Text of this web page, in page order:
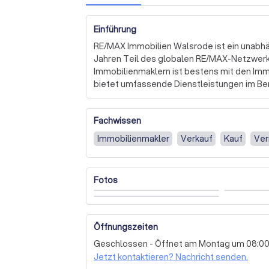
Einführung
RE/MAX Immobilien Walsrode ist ein
Jahren Teil des globalen RE/MAX-
Immobilienmaklern ist bestens mit den
bietet umfassende Dienstleistungen im
verstehen, dass jeder Immobilienmarkt
Vorstellungen hat. Daher setzen wir unser
und Interessenten optimal umzusetzen.
Unser Ansatz basiert auf einer fundierten
effektive Verkaufsstrategie zu entwickeln.
den Verkaufspreis fachgerecht
persönlich zu beraten und alle
Vorstellungen haben, unser Team steht
Sie kennenzulernen und Sie auf dem Weg
uns noch heute, um ein kostenloses
Fachwissen
Immobilienmakler
Verkauf Kauf
Fotos
Öffnungszeiten
Geschlossen - Öffnet am Montag um 08:00
Jetzt kontaktieren? Nachricht senden.